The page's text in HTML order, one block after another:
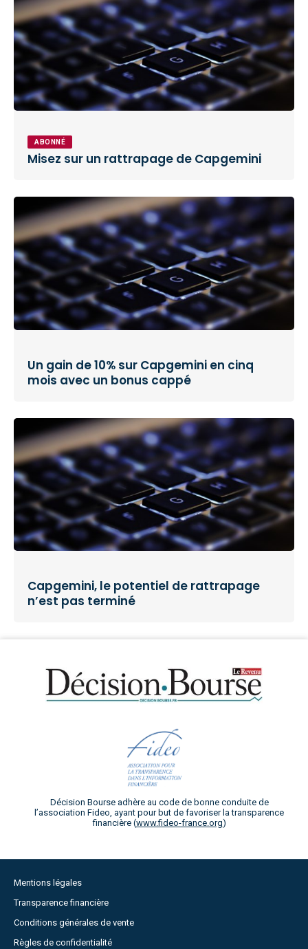
ABONNÉ
Misez sur un rattrapage de Capgemini
Un gain de 10% sur Capgemini en cinq
mois avec un bonus cappé
Capgemini, le potentiel de rattrapage
n’est pas terminé
Décision Bourse adhère au code de bonne conduite de
l’association Fideo, ayant pour but de favoriser la transparence
financière (www.fideo-france.org)
Mentions légales
Transparence financière
Conditions générales de vente
Règles de confidentialité